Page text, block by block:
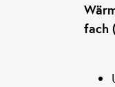
fach